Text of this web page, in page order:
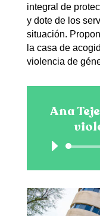
integral de
y dote de los
situación.
la casa de
violencia de
Ana